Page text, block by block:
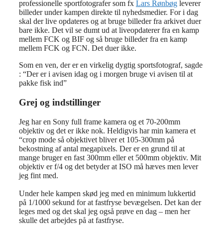
professionelle sportfotografer som fx Lars Rønbøg leverer
billeder under kampen direkte til nyhedsmedier. For i dag
skal der live opdateres og at bruge billeder fra arkivet duer
bare ikke. Det vil se dumt ud at liveopdaterer fra en kamp
mellem FCK og BIF og så bruge billeder fra en kamp
mellem FCK og FCN. Det duer ikke.
Som en ven, der er en virkelig dygtig sportsfotograf, sagde
: “Der er i avisen idag og i morgen bruge vi avisen til at
pakke fisk ind”
Grej og indstillinger
Jeg har en Sony full frame kamera og et 70-200mm
objektiv og det er ikke nok. Heldigvis har min kamera et
“crop mode så objektivet bliver et 105-300mm på
bekostning af antal megapixels. Der er en grund til at
mange bruger en fast 300mm eller et 500mm objektiv. Mit
objektiv er f/4 og det betyder at ISO må hæves men lever
jeg fint med.
Under hele kampen skød jeg med en minimum lukkertid
på 1/1000 sekund for at fastfryse bevægelsen. Det kan der
leges med og det skal jeg også prøve en dag – men her
skulle det arbejdes på at fastfryse.